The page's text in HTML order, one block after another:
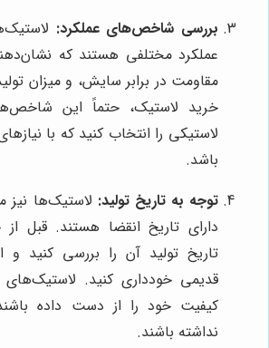
بررسی شاخص‌های عملکرد:
عملکرد مختلفی هستند که
مقاومت در برابر سایش، و میزان
خرید لاستیک، حتماً این
لاستیکی را انتخاب کنید که با
باشد.
توجه به تاریخ تولید: لاستیک‌ها نیز
دارای تاریخ انقضا هستند. قبل
تاریخ تولید آن را بررسی کنید و
قدیمی خودداری کنید.
کیفیت خود را از دست داده
نداشته باشند.